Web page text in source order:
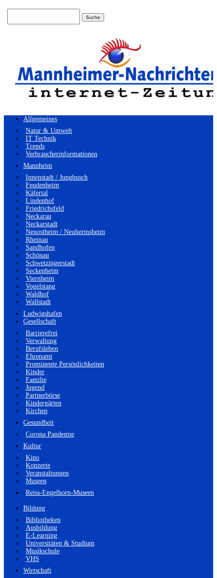
Allgemeines
Natur & Umwelt
IT Technik
Trends
Verbraucherinformationen
Mannheim
Innenstadt / Jungbusch
Feudenheim
Käfertal
Lindenhof
Friedrichsfeld
Neckarau
Neckarstadt
Neuostheim / Neuhermsheim
Rheinau
Sandhofen
Schönau
Schwetzingerstadt
Seckenheim
Viernheim
Vogelstang
Waldhof
Wallstadt
Ludwigshafen
Gesellschaft
Barrierefrei
Verwaltung
Berufsleben
Ehrenamt
Prominente Persönlichkeiten
Kinder
Familie
Jugend
Partnerbörse
Kindergärten
Kirchen
Gesundheit
Corona Pandemie
Kultur
Kino
Konzerte
Veranstaltungen
Museen
Reiss-Engelhorn-Museen
Bildung
Bibliotheken
Ausbildung
E-Learning
Universitäten & Studium
Musikschule
VHS
Wirtschaft